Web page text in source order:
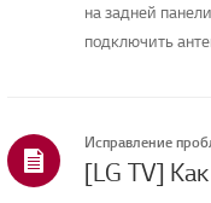
на задней
подключить
Исправление
[LG TV]